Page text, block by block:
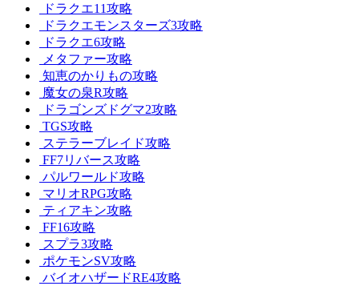
ドラクエ11攻略
ドラクエモンスターズ3攻略
ドラクエ6攻略
メタファー攻略
知恵のかりもの攻略
魔女の泉R攻略
ドラゴンズドグマ2攻略
TGS攻略
ステラーブレイド攻略
FF7リバース攻略
パルワールド攻略
マリオRPG攻略
ティアキン攻略
FF16攻略
スプラ3攻略
ポケモンSV攻略
バイオハザードRE4攻略